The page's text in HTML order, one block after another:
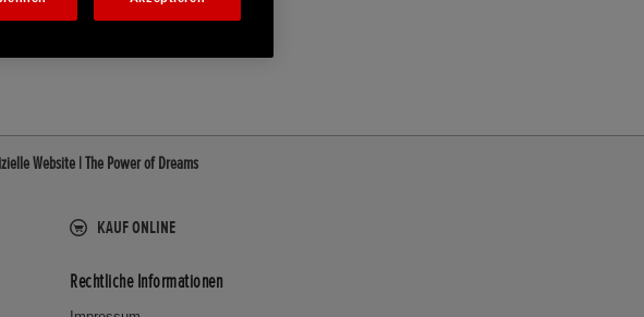
Website | The Power of Dreams
KAUF ONLINE
Rechtliche Informationen